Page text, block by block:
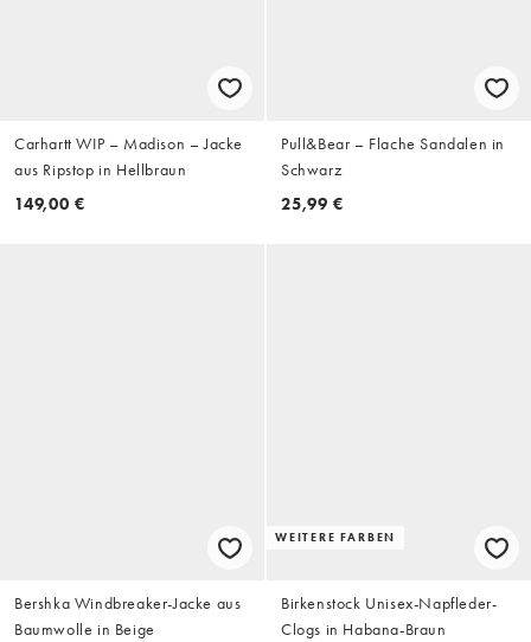
Carhartt WIP – Madison – Jacke
aus Ripstop in Hellbraun
149,00 €
Pull&Bear – Flache Sandalen in
Schwarz
25,99 €
Bershka Windbreaker-Jacke aus
Baumwolle in Beige
WEITERE FARBEN
Birkenstock Unisex-Napfleder-
Clogs in Habana-Braun